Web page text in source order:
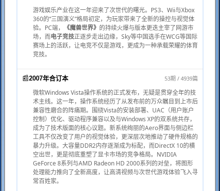
游戏娱乐产业在这一年迎来了次世代的曙光。PS3、Wii与Xbox
360的“三国演义”格局初定，为玩家带来了全新的操控与视觉体
验。PC端，
《魔兽世界》 的持续火爆与版本更迭主宰了网游市
场，而电子竞技正逐步走出边缘，Sky等中国选手在WCG等国际
赛场上的活跃，让电竞不仅是游戏，更成为一种承载荣耀的体育
竞技。
📰2007年合订本 53期 / 4939篇
微软Windows Vista操作系统的正式发布，无疑是贯穿全年的技
术主线。这一年，操作系统经历了从发布前的万众瞩目到上市后
兼容性磨合的阵痛期。围绕Vista的安装部署、UAC（用户账户
控制）优化、驱动程序兼容以及与Windows XP的双系统共存，
成为了技术版面的核心议题。新系统绚丽的Aero界面与侧边栏
工具不仅改变了用户的视觉体验，更深层次地推动了硬件规格的
暴力升级。大容量DDR2内存逐渐成为标配，而DirectX 10的横
空出世，更是彻底重塑了显卡市场的竞争格局。NVIDIA
GeForce 8系列与AMD Radeon HD 2000系列的对垒，将图形
处理能力推向了全新高度，让高清视频与次世代游戏体验飞入寻
常百姓家。